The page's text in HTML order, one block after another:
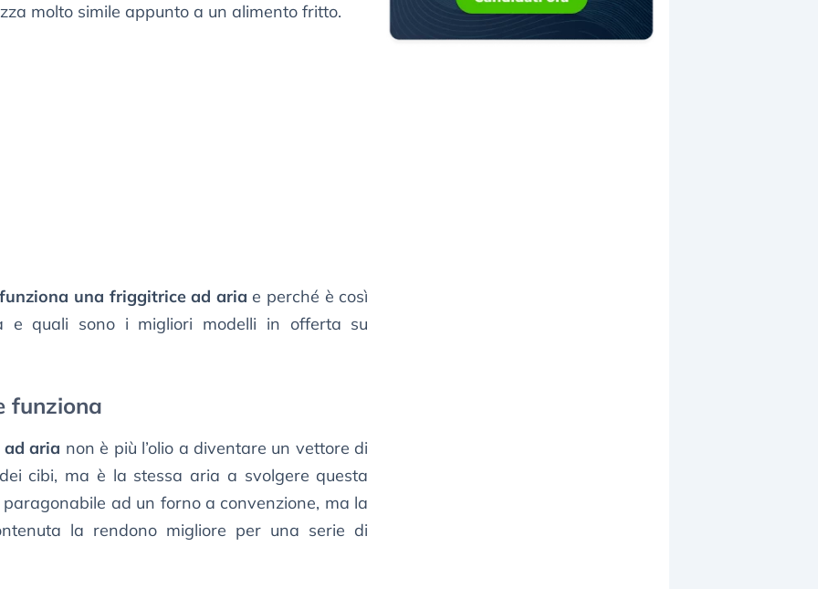
molto simile appunto a un alimento fritto.
una friggitrice ad aria e perché è così
e quali sono i migliori modelli in offerta su
funziona
aria non è più l’olio a diventare un vettore di
cibi, ma è la stessa aria a svolgere questa
ad un forno a convenzione, ma la
la rendono migliore per una serie di